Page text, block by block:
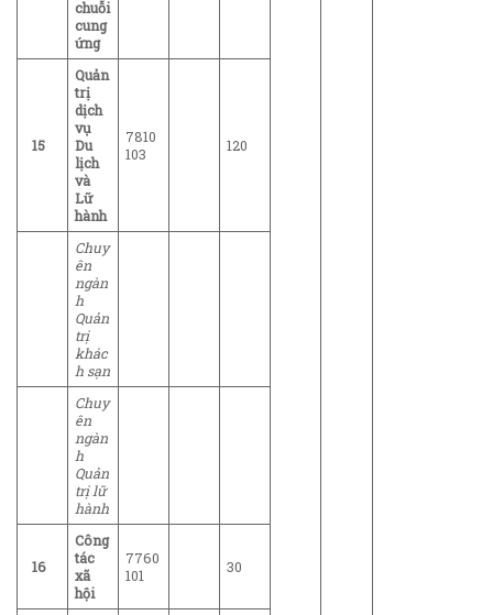
chuỗi
cung
ứng
15
Quản
trị
dịch
vụ
Du
lịch
và
Lữ
hành
7810
103
120
Chuy
ên
ngàn
h
Quản
trị
khác
h sạn
Chuy
ên
ngàn
h
Quản
trị lữ
hành
16
Công
tác
xã
hội
7760
101
30